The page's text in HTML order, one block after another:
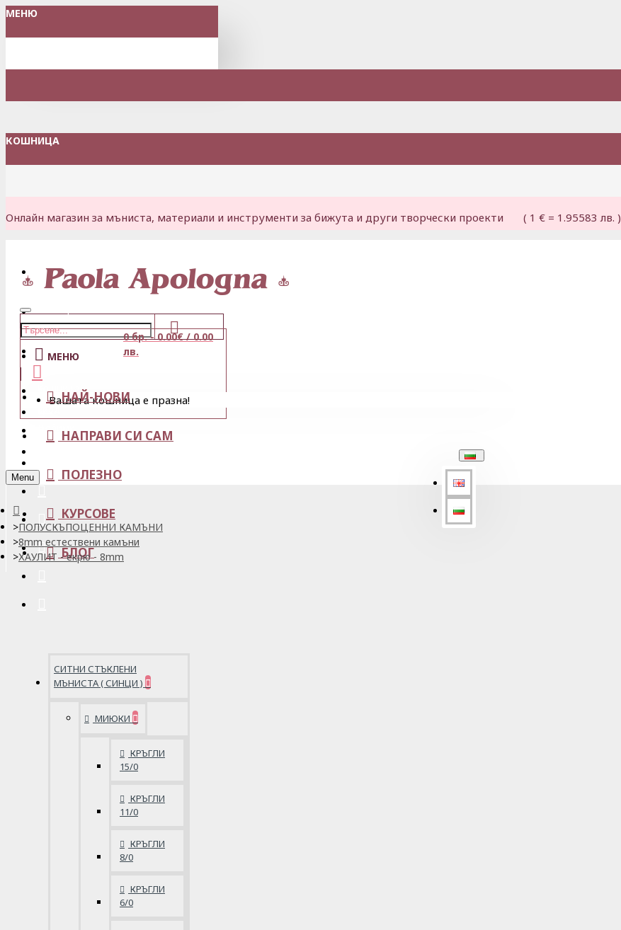
МЕНЮ
КОШНИЦА
Онлайн магазин за мъниста, материали и инструменти за бижута и други творчески проекти ( 1 € = 1.95583 лв. )
Вход
Магазини
Любими
0 бр. - 0.00€ / 0.00
лв.
Вашата кошница е празна!
МЕНЮ
НАЙ-НОВИ
НАПРАВИ СИ САМ
ПОЛЕЗНО
КУРСОВЕ
БЛОГ
Menu
ПОЛУСКЪПОЦЕННИ КАМЪНИ
8mm естествени камъни
ХАУЛИТ - екрю - 8mm
СИТНИ СТЪКЛЕНИ
МЪНИСТА ( СИНЦИ )
МИЮКИ
КРЪГЛИ
15/0
КРЪГЛИ
11/0
КРЪГЛИ
8/0
КРЪГЛИ
6/0